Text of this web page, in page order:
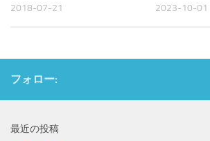
2018-07-21 2023-10-01
フォロー:
最近の投稿